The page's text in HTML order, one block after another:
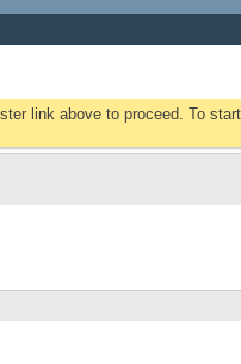
link above to proceed. To